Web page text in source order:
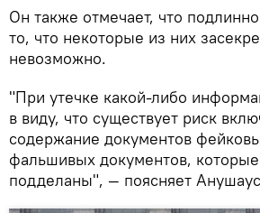
Он также отмечает, что
то, что некоторые из них
невозможно.
"При утечке какой-либо
в виду, что существует риск
содержание документов
фальшивых документов,
подделаны", — поясняет